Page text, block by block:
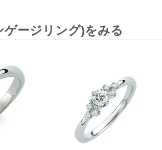
ージリング)をみる